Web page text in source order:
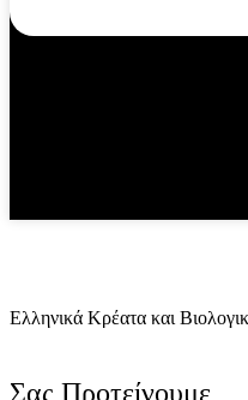
Eλληνικά Κρέατα και
Σας Προτείνουμε